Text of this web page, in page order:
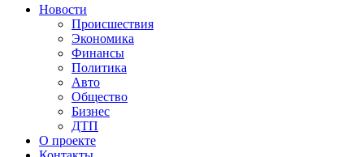
Новости
Происшествия
Экономика
Финансы
Политика
Авто
Общество
Бизнес
ДТП
О проекте